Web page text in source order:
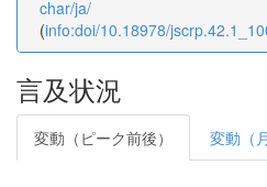
char/ja/
(info:doi/10.18978/
言及状況
変動（ピーク前後） 変動（